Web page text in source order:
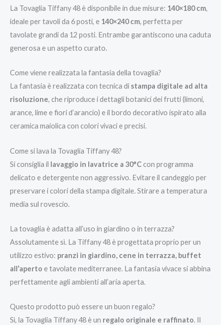
La Tovaglia Tiffany 48 è disponibile in due misure: 140×180 cm,
ideale per tavoli da 6 posti, e 140×240 cm, perfetta per
tavolate grandi da 12 posti. Entrambe garantiscono una caduta
generosa e un aspetto curato.
Come viene realizzata la fantasia della tovaglia?
La fantasia è realizzata con tecnica di stampa digitale ad alta
risoluzione, che riproduce i dettagli botanici dei frutti (limoni,
arance, lime e fiori d’arancio) e il bordo decorativo ispirato alla
ceramica maiolica con colori vivaci e precisi.
Come si lava la Tovaglia Tiffany 48?
Si consiglia il lavaggio in lavatrice a 30°Ccon programma
delicato e detergente non aggressivo. Evitare il candeggio per
preservare i colori della stampa digitale. Stirare a temperatura
media sul rovescio.
La tovaglia è adatta all’uso in giardino o in terrazza?
Assolutamente sì. La Tiffany 48 è progettata proprio per un
utilizzo estivo: pranzi in giardino, cene in terrazza, buffet
all’aperto e tavolate mediterranee. La fantasia vivace si abbina
perfettamente agli ambienti all’aria aperta.
Questo prodotto può essere un buon regalo?
Sì, la Tovaglia Tiffany 48 è un regalo originale e raffinato. Il